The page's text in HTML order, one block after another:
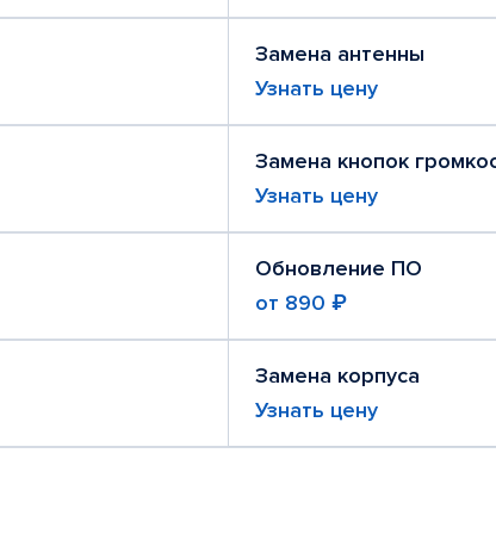
Замена антенны
Узнать цену
Замена кнопок
Узнать цену
Обновление ПО
от 890 ₽
Замена корпуса
Узнать цену